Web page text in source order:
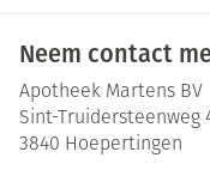
Neem contact
Apotheek Martens BV
Sint-Truidersteenweg
3840 Hoepertingen